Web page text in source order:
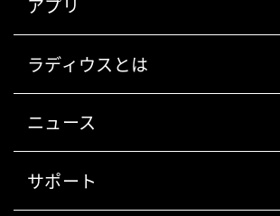
アプリ
ラディウスとは
ニュース
サポート